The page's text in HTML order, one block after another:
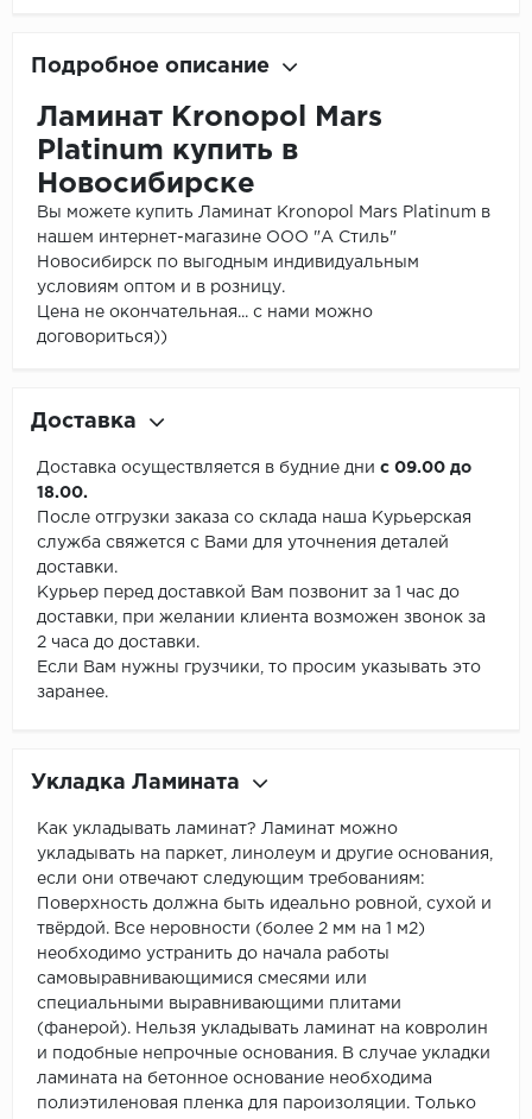
Подробное описание
Ламинат Kronopol Mars
Platinum купить в
Новосибирске
Вы можете купить Ламинат Kronopol Mars Platinum в
нашем интернет-магазине ООО "А Стиль"
Новосибирск по выгодным индивидуальным
условиям оптом и в розницу.
Цена не окончательная... с нами можно
договориться))
Доставка
Доставка осуществляется в будние дни с 09.00 до
18.00.
После отгрузки заказа со склада наша Курьерская
служба свяжется с Вами для уточнения деталей
доставки.
Курьер перед доставкой Вам позвонит за 1 час до
доставки, при желании клиента возможен звонок за
2 часа до доставки.
Если Вам нужны грузчики, то просим указывать это
заранее.
Укладка Ламината
Как укладывать ламинат? Ламинат можно
укладывать на паркет, линолеум и другие основания,
если они отвечают следующим требованиям:
Поверхность должна быть идеально ровной, сухой и
твёрдой. Все неровности (более 2 мм на 1 м2)
необходимо устранить до начала работы
самовыравнивающимися смесями или
специальными выравнивающими плитами
(фанерой). Нельзя укладывать ламинат на ковролин
и подобные непрочные основания. В случае укладки
ламината на бетонное основание необходима
полиэтиленовая пленка для пароизоляции. Только